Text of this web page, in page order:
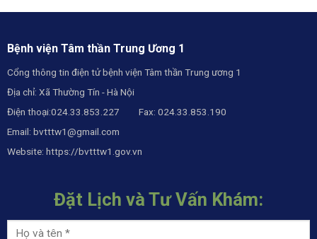
Bệnh viện Tâm thần Trung Ương 1
Cổng thông tin điện tử bệnh viện Tâm thần Trung ương 1
Địa chỉ: Xã Thường Tín - Hà Nội
Điện thoại:024.33.853.227 Fax: 024.33.853.190
Email: bvtttw1@gmail.com
Website: https://bvtttw1.gov.vn
Đặt Lịch và Tư Vấn Khám: